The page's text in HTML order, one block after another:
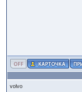
volvo